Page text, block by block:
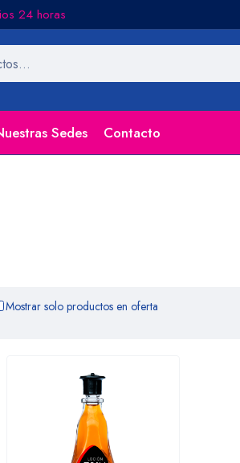
24 horas
Sedes Contacto
Mostrar solo productos en oferta